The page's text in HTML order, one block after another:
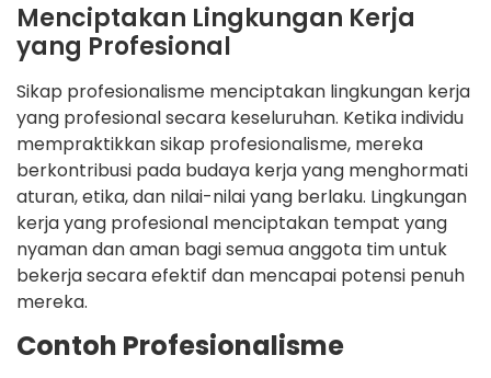
Menciptakan Lingkungan Kerja
yang Profesional
Sikap profesionalisme menciptakan lingkungan kerja
yang profesional secara keseluruhan. Ketika individu
mempraktikkan sikap profesionalisme, mereka
berkontribusi pada budaya kerja yang menghormati
aturan, etika, dan nilai-nilai yang berlaku. Lingkungan
kerja yang profesional menciptakan tempat yang
nyaman dan aman bagi semua anggota tim untuk
bekerja secara efektif dan mencapai potensi penuh
mereka.
Contoh Profesionalisme